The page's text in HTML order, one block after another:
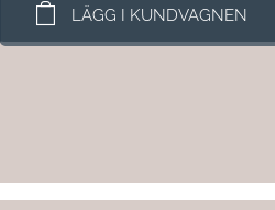
LÄGG I KUNDVAGNEN